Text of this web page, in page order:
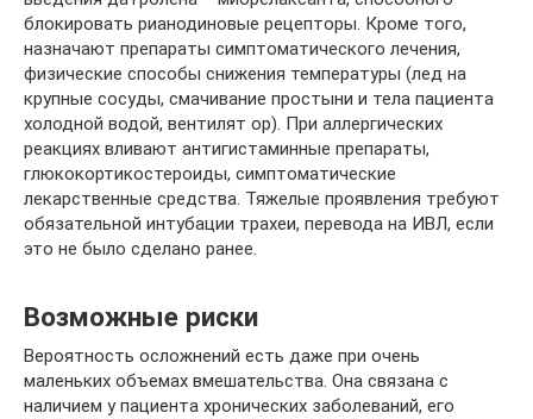
блокировать рианодиновые рецепторы. Кроме того,
назначают препараты симптоматического лечения,
физические способы снижения температуры (лед на
крупные сосуды, смачивание простыни и тела пациента
холодной водой, вентилят ор). При аллергических
реакциях вливают антигистаминные препараты,
глюкокортикостероиды, симптоматические
лекарственные средства. Тяжелые проявления требуют
обязательной интубации трахеи, перевода на ИВЛ, если
это не было сделано ранее.
Возможные риски
Вероятность осложнений есть даже при очень
маленьких объемах вмешательства. Она связана с
наличием у пациента хронических заболеваний, его